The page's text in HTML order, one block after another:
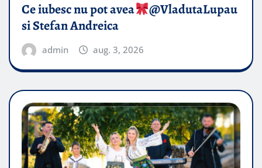
Ce iubesc nu pot avea
​@VladutaLupau
si Stefan Andreica
admin aug. 3, 2026